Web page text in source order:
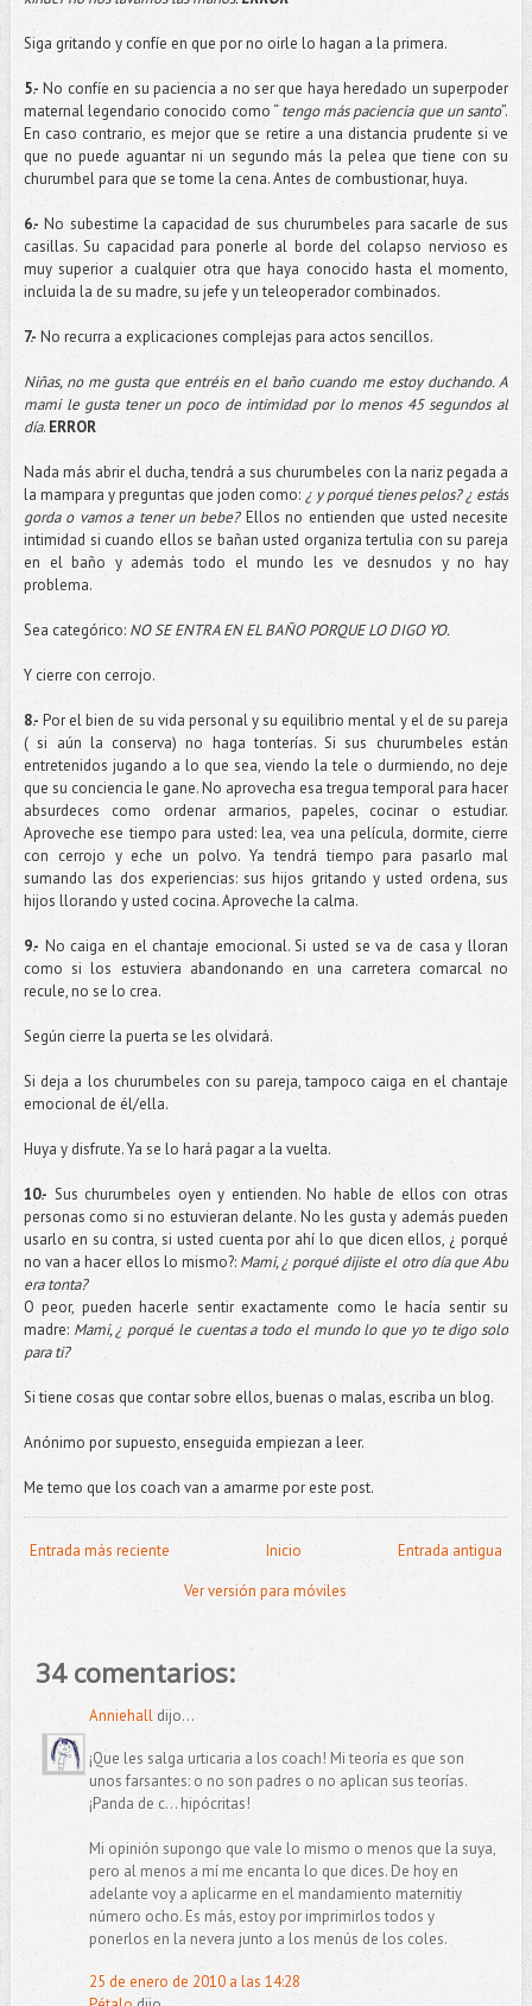
Siga gritando y confíe en que por no oirle lo hagan a la primera.
5.- No confíe en su paciencia a no ser que haya heredado unsuperpoder
maternal legendario conocido como “tengo más paciencia que un santo”.
En caso contrario, es mejor que se retire a una distancia prudente si ve
que no puede aguantar ni un segundo más la pelea que tiene con su
churumbel para que se tome la cena. Antes de combustionar, huya.
6.- No subestime la capacidad de sus churumbeles para sacarle de sus
casillas. Su capacidad para ponerle al borde del colapso nervioso es
muy superior a cualquier otra que haya conocido hasta el momento,
incluida la de su madre, su jefe y unteleoperadorcombinados.
7.- No recurra a explicaciones complejas para actos sencillos.
Niñas, no me gusta que entréis en el baño cuando me estoy duchando. A
mamile gusta tener un poco de intimidad por lo menos 45 segundos al
día. ERROR
Nada más abrir el ducha, tendrá a sus churumbeles con la nariz pegada a
la mampara y preguntas quejoden como: ¿ y porqué tienes pelos? ¿ estás
gorda o vamos a tener un bebe?Ellos no entienden que usted necesite
intimidad si cuando ellos se bañan usted organiza tertulia con su pareja
en el baño y además todo el mundo les ve desnudos y no hay
problema.
Sea categórico: NO SE ENTRA EN EL BAÑO PORQUE LO DIGO YO.
Y cierre con cerrojo.
8.- Por el bien de su vida personal y su equilibrio mental y el de su pareja
( si aún la conserva) no haga tonterías. Si sus churumbeles están
entretenidos jugando a lo que sea, viendo latele o durmiendo, no deje
que su conciencia le gane. No aprovecha esa tregua temporal para hacer
absurdeces como ordenar armarios, papeles, cocinar o estudiar.
Aproveche ese tiempo para usted: lea, vea una película, dormite, cierre
con cerrojo y eche un polvo. Ya tendrá tiempo para pasarlo mal
sumando las dos experiencias: sus hijos gritando y usted ordena, sus
hijos llorando y usted cocina. Aproveche la calma.
9.- No caiga en el chantaje emocional. Si usted se va de casa y lloran
como si los estuviera abandonando en una carretera comarcal no
recule, no se lo crea.
Según cierre la puerta se les olvidará.
Si deja a los churumbeles con su pareja, tampoco caiga en el chantaje
emocional de él/ella.
Huya y disfrute. Ya se lo hará pagar a la vuelta.
10.- Sus churumbeles oyen y entienden. No hable de ellos con otras
personas como si no estuvieran delante. No les gusta y además pueden
usarlo en su contra, si usted cuenta por ahí lo que dicen ellos, ¿ porqué
no van a hacer ellos lo mismo?: Mami, ¿ porqué dijiste el otro día queAbu
era tonta?
O peor, pueden hacerle sentir exactamente como le hacía sentir su
madre: Mami, ¿ porqué le cuentas a todo el mundo lo que yo te digo solo
para ti?
Si tiene cosas que contar sobre ellos, buenas o malas, escriba un blog.
Anónimo por supuesto, enseguida empiezan a leer.
Me temo que los coach van a amarme por este post.
Entrada más reciente Entrada antigua
Inicio
Ver versión para móviles
34 comentarios:
Anniehalldijo...
¡Que les salga urticaria a los coach! Mi teoría es que son
unos farsantes: o no son padres o no aplican sus teorías.
¡Panda de c... hipócritas!
Mi opinión supongo que vale lo mismo o menos que la suya,
pero al menos a mí me encanta lo que dices. De hoy en
adelante voy a aplicarme en el mandamiento maternitiy
número ocho. Es más, estoy por imprimirlos todos y
ponerlos en la nevera junto a los menús de los coles.
25 de enero de 2010 a las 14:28